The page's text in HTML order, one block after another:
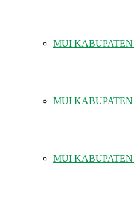
MUI
MUI KABUPATEN
MUI